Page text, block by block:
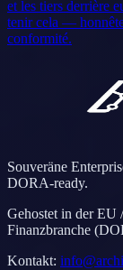
et les tiers derrière
tenir cela —
conformité.
Souveräne
DORA-ready.
Gehostet in der EU
Finanzbranche
Kontakt: